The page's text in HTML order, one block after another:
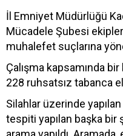
İl Emniyet Müdürlüğü
Mücadele Şubesi
muhalefet suçlarına
Çalışma kapsamında
228 ruhsatsız tabanca
Silahlar üzerinde
tespiti yapılan başka